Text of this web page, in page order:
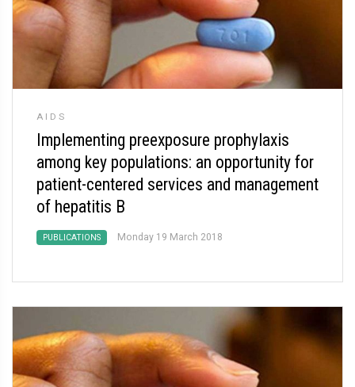
AIDS
Implementing preexposure prophylaxis
among key populations: an opportunity for
patient-centered services and management
of hepatitis B
PUBLICATIONS Monday 19 March 2018